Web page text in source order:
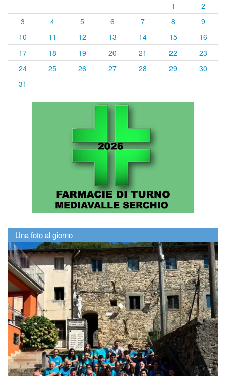
1
2
3
4 5 6 7 8
9
10
11 12 13 14 15
16
17
18 19 20 21 22
23
24
25 26 27 28 29
30
31
Una foto al giorno